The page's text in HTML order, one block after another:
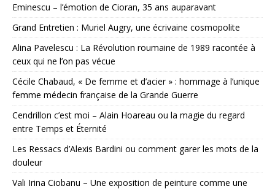
Eminescu – l’émotion de Cioran, 35 ans auparavant
Grand Entretien : Muriel Augry, une écrivaine cosmopolite
Alina Pavelescu : La Révolution roumaine de 1989 racontée à
ceux qui ne l’on pas vécue
Cécile Chabaud, « De femme et d’acier » : hommage à l’unique
femme médecin française de la Grande Guerre
Cendrillon c’est moi – Alain Hoareau ou la magie du regard
entre Temps et Éternité
Les Ressacs d’Alexis Bardini ou comment garer les mots de la
douleur
Vali Irina Ciobanu – Une exposition de peinture comme une